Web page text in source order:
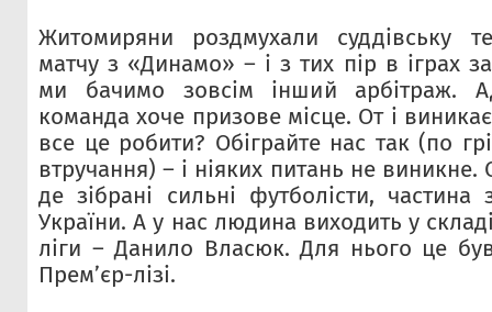
Житомиряни роздмухали суддівську
матчу з «Динамо» – і з тих пір в іграх
ми бачимо зовсім інший арбітраж.
команда хоче призове місце. От і
все це робити? Обіграйте нас так (по
втручання) – і ніяких питань не виникне.
де зібрані сильні футболісти,
України. А у нас людина виходить у
ліги – Данило Власюк. Для нього це
Прем’єр-лізі.